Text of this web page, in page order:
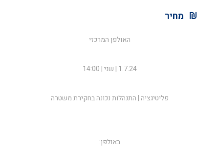
מחיר
האולפן המרכזי
1.7.24 | שני | 14:00
פליטיגציה | התנהלות נכונה בחקירת משטרה
באולפן: